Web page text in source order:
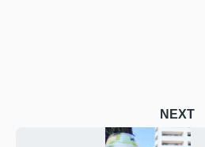
NEXT